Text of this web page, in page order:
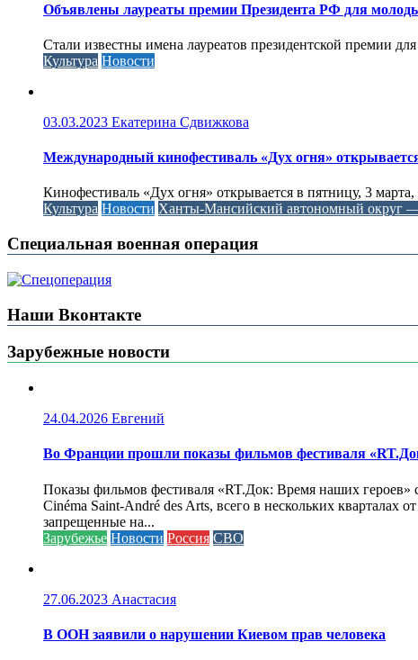
Объявлены лауреаты премии Президента РФ для
Стали известны имена лауреатов президентской премии
Культура Новости
03.03.2023 Екатерина Сдвижкова
Международный кинофестиваль «Дух огня»
Кинофестиваль «Дух огня» открывается в пятницу, 3
Культура Новости Ханты-Мансийский автономный округ
Специальная военная операция
Наши Вконтакте
Зарубежные новости
24.04.2026 Евгений
Во Франции прошли показы фильмов фестиваля
Показы фильмов фестиваля «RT.Док: Время наших героев»
Cinéma Saint-André des Arts, всего в нескольких
запрещенные на...
Зарубежье Новости Россия СВО
27.06.2023 Анастасия
В ООН заявили о нарушении Киевом прав человека